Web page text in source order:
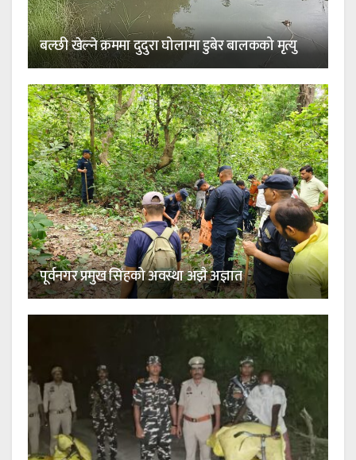
बल्छी खेल्ने क्रममा दुदुरा घोलामा डुबेर बालकको मृत्यु
पूर्वनगर प्रमुख सिंहको अवस्था अझै अज्ञात